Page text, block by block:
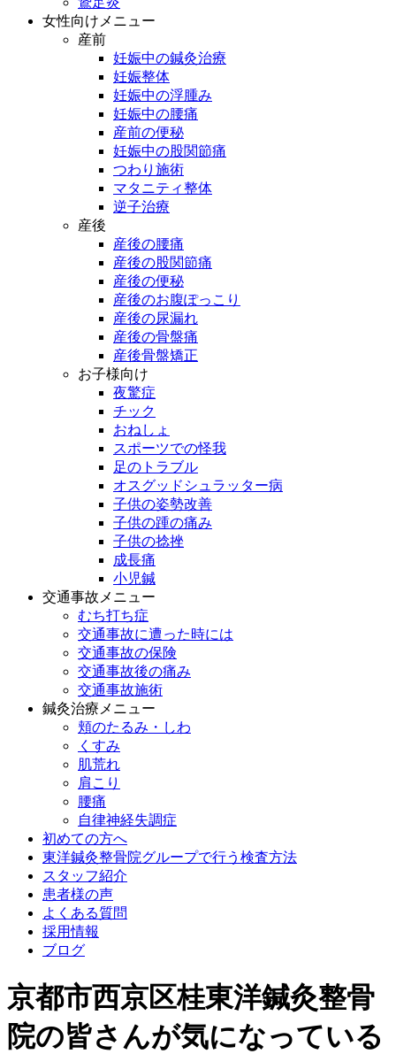
女性向けメニュー
産前
妊娠中の鍼灸治療
妊娠整体
妊娠中の浮腫み
妊娠中の腰痛
産前の便秘
妊娠中の股関節痛
つわり施術
マタニティ整体
逆子治療
産後
産後の腰痛
産後の股関節痛
産後の便秘
産後のお腹ぽっこり
産後の尿漏れ
産後の骨盤痛
産後骨盤矯正
お子様向け
夜驚症
チック
おねしょ
スポーツでの怪我
足のトラブル
オスグッドシュラッター病
子供の姿勢改善
子供の踵の痛み
子供の捻挫
成長痛
小児鍼
交通事故メニュー
むち打ち症
交通事故に遭った時には
交通事故の保険
交通事故後の痛み
交通事故施術
鍼灸治療メニュー
頬のたるみ・しわ
くすみ
肌荒れ
肩こり
腰痛
自律神経失調症
初めての方へ
東洋鍼灸整骨院グループで行う検査方法
スタッフ紹介
患者様の声
よくある質問
採用情報
ブログ
京都市西京区桂東洋鍼灸整骨
院の皆さんが気になっている